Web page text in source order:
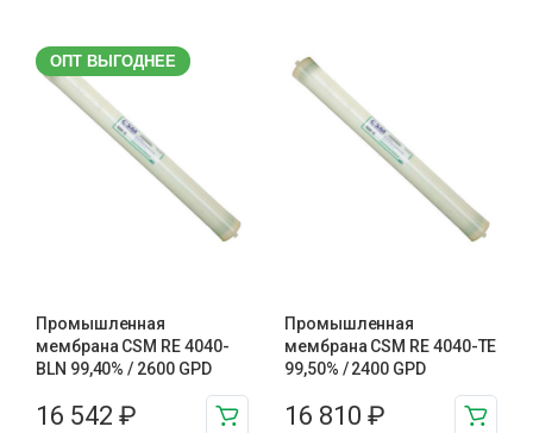
ОПТ ВЫГОДНЕЕ
Промышленная
мембрана CSM RE 4040-
BLN 99,40% / 2600 GPD
16 542 ₽
Промышленная
мембрана CSM RE 4040-TE
99,50% / 2400 GPD
16 810 ₽